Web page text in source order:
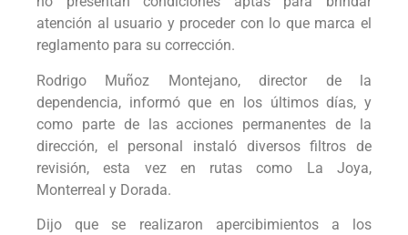
atención al usuario y proceder con lo que marca el
reglamento para su corrección.
Rodrigo Muñoz Montejano, director de la
dependencia, informó que en los últimos días, y
como parte de las acciones permanentes de la
dirección, el personal instaló diversos filtros de
revisión, esta vez en rutas como La Joya,
Monterreal y Dorada.
Dijo que se realizaron apercibimientos a los